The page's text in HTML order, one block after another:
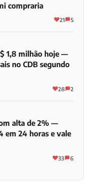
compraria
21 5
1,8 milhão hoje —
no CDB segundo
28 2
alta de 2% —
em 24 horas e vale
33 6